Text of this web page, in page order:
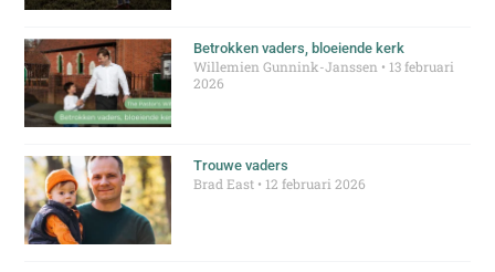
Betrokken vaders, bloeiende kerk
Willemien Gunnink-Janssen
13 februari
2026
Trouwe vaders
Brad East 12 februari 2026